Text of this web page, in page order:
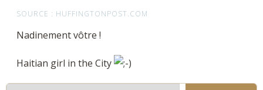
SOURCE : HUFFINGTONPOST.COM
Nadinement vôtre !
Haitian girl in the City